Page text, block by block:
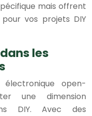
mais offrent
vos projets DIY
les
open-
une dimension
DIY. Avec des